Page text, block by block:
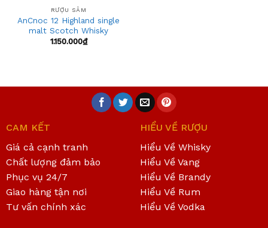
RƯỢU SÂM
AnCnoc 12 Highland single
malt Scotch Whisky
1.150.000₫
CAM KẾT
Giá cả cạnh tranh
Chất lượng đảm bảo
Phục vụ 24/7
Giao hàng tận nơi
Tư vấn chính xác
HIỂU VỀ RƯỢU
Hiểu Về Whisky
Hiểu Về Vang
Hiểu Về Brandy
Hiểu Về Rum
Hiểu Về Vodka